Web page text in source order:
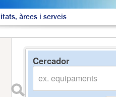
àrees i serveis
Cercador